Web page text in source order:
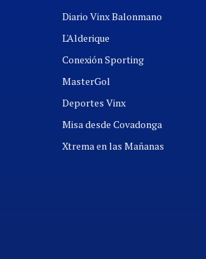
Diario Vinx Balonmano
L'Alderique
Conexión Sporting
MasterGol
Deportes Vinx
Misa desde Covadonga
Xtrema en las Mañanas